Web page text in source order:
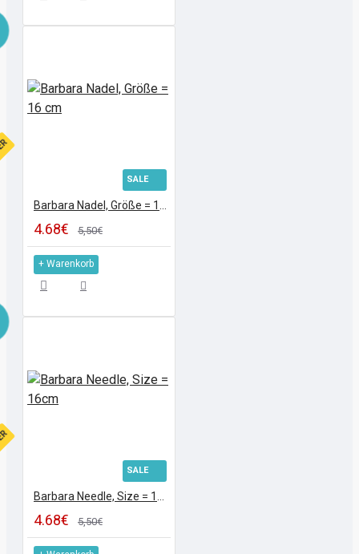
SALE
Barbara Nadel, Größe = 16 cm
4.68€ 5,50€
+ Warenkorb
SALE
Barbara Needle, Size = 16cm
4.68€ 5,50€